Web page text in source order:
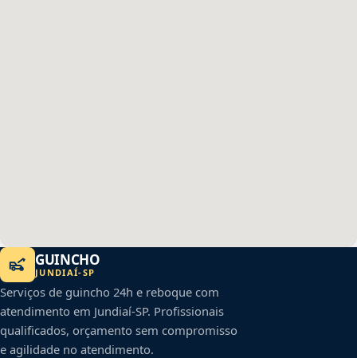
GUINCHO
JUNDIAÍ-SP
Serviços de guincho 24h e reboque com
atendimento em Jundiaí-SP. Profissionais
qualificados, orçamento sem compromisso
e agilidade no atendimento.